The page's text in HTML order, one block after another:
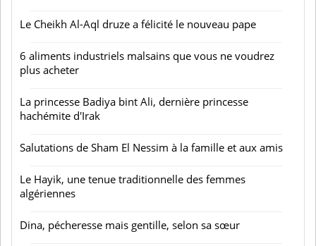
Le Cheikh Al-Aql druze a félicité le nouveau pape
6 aliments industriels malsains que vous ne voudrez
plus acheter
La princesse Badiya bint Ali, dernière princesse
hachémite d'Irak
Salutations de Sham El Nessim à la famille et aux amis
Le Hayik, une tenue traditionnelle des femmes
algériennes
Dina, pécheresse mais gentille, selon sa sœur